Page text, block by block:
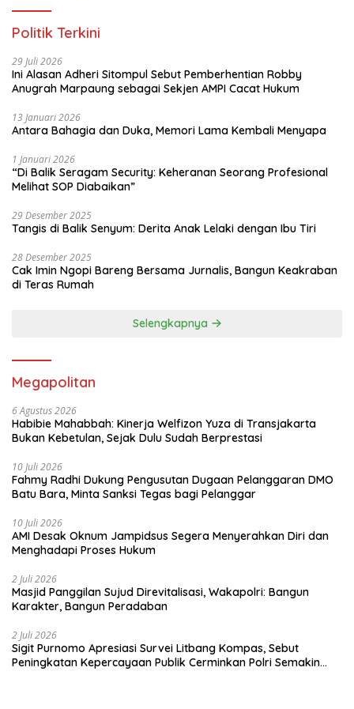
Politik Terkini
29 Juli 2026
Ini Alasan Adheri Sitompul Sebut Pemberhentian Robby
Anugrah Marpaung sebagai Sekjen AMPI Cacat Hukum
13 Januari 2026
Antara Bahagia dan Duka, Memori Lama Kembali Menyapa
1 Januari 2026
“Di Balik Seragam Security: Keheranan Seorang Profesional
Melihat SOP Diabaikan”
29 Desember 2025
Tangis di Balik Senyum: Derita Anak Lelaki dengan Ibu Tiri
28 Desember 2025
Cak Imin Ngopi Bareng Bersama Jurnalis, Bangun Keakraban
di Teras Rumah
Selengkapnya
Megapolitan
6 Agustus 2026
Habibie Mahabbah: Kinerja Welfizon Yuza di Transjakarta
Bukan Kebetulan, Sejak Dulu Sudah Berprestasi
10 Juli 2026
Fahmy Radhi Dukung Pengusutan Dugaan Pelanggaran DMO
Batu Bara, Minta Sanksi Tegas bagi Pelanggar
10 Juli 2026
AMI Desak Oknum Jampidsus Segera Menyerahkan Diri dan
Menghadapi Proses Hukum
2 Juli 2026
Masjid Panggilan Sujud Direvitalisasi, Wakapolri: Bangun
Karakter, Bangun Peradaban
2 Juli 2026
Sigit Purnomo Apresiasi Survei Litbang Kompas, Sebut
Peningkatan Kepercayaan Publik Cerminkan Polri Semakin